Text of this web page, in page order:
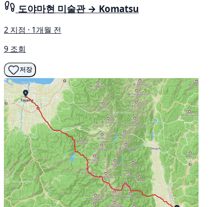
도야마현 미술관 → Komatsu
2 지점 · 1개월 전
9 조회
저장